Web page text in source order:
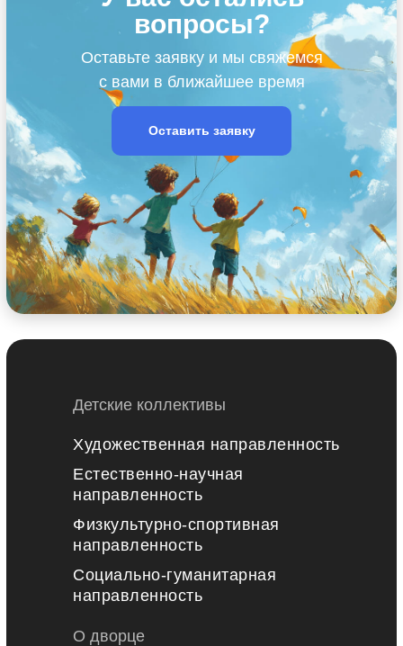
О дворце
Социально-гуманитарная
направленность
Художественная направленность
Естественно-научная
направленность
Физкультурно-спортивная
направленность
Детские коллективы
вопросы?
Оставьте заявку и мы свяжемся
с вами в ближайшее время
Оставить заявку